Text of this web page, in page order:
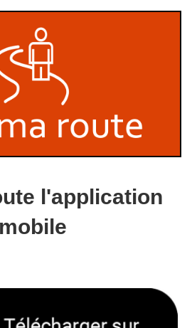
l'application
mobile